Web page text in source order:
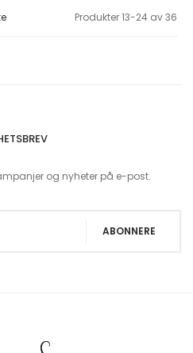
Produkter13-24 av36
reading page
og nyheter på e-post.
ABONNERE